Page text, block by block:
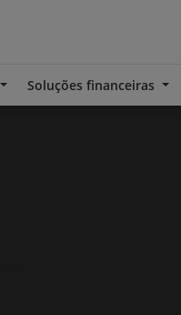
Soluções financeiras